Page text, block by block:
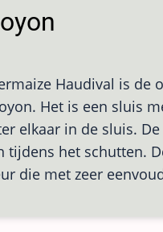
Haudival is
Het is een sluis
elkaar in de sluis.
tijdens het schutten.
die met zeer